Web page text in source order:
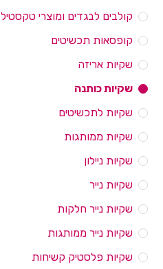
קולבים לבגדים ומוצרי טקסטיל
קופסאות תכשיטים
שקיות אריזה
שקיות כותנה
שקיות לתכשיטים
שקיות ממותגות
שקיות ניילון
שקיות נייר
שקיות נייר חלקות
שקיות נייר ממותגות
שקיות פלסטיק קשיחות